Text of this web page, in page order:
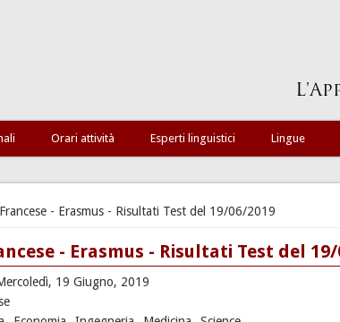
Orari attività Esperti linguistici Lingue
- Erasmus - Risultati Test del 19/06/2019
- Erasmus - Risultati Test del
19 Giugno, 2019